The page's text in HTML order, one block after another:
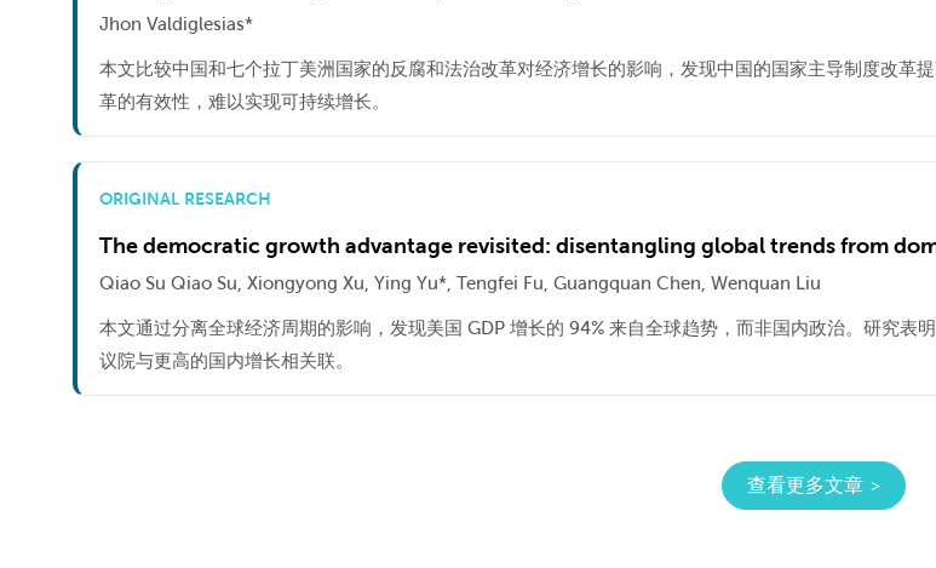
Jhon Valdiglesias*
本文比较中国和七个拉丁美洲国家的反腐和法治改革对经济增长的影响，发现中国的国家主导制度改革
革的有效性，难以实现可持续增长。
ORIGINAL RESEARCH
The democratic growth advantage revisited: disentangling global trends from
Qiao Su Qiao Su, Xiongyong Xu, Ying Yu*, Tengfei Fu, Guangquan Chen, Wenquan Liu
本文通过分离全球经济周期的影响，发现美国 GDP 增长的 94% 来自全球趋势，而非国内政治。研究
议院与更高的国内增长相关联。
查看更多文章